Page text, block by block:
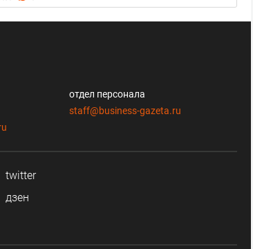
отдел персонала
staff@business-gazeta.ru
twitter
дзен